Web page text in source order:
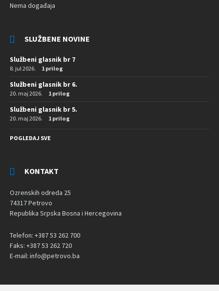
Nema događaja
SLUŽBENE NOVINE
Službeni glasnik br 7
8. jul 2026. 1 prilog
Službeni glasnik br 6.
20. maj 2026. 1 prilog
Službeni glasnik br 5.
20. maj 2026. 1 prilog
POGLEDAJ SVE
KONTAKT
Ozrenskih odreda 25
74317 Petrovo
Republika Srpska Bosna i Hercegovina
Telefon: +387 53 262 700
Faks: +387 53 262 720
E-mail: info@petrovo.ba